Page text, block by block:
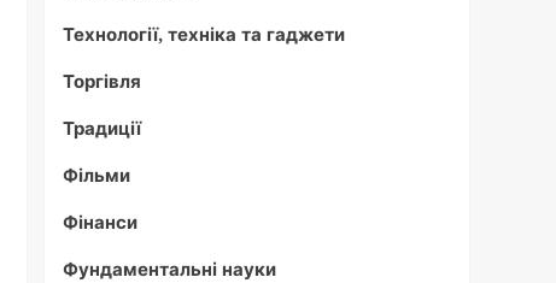
Технології, техніка та гаджети
Торгівля
Традиції
Фільми
Фінанси
Фундаментальні науки